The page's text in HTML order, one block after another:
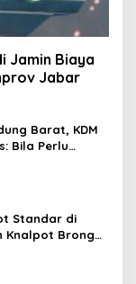
Jamin Biaya
Jabar
Barat, KDM
Bila Perlu
Standar di
Knalpot Brong